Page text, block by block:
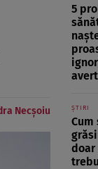
Necșoiu
5
ȘTIRI
Cum
doar